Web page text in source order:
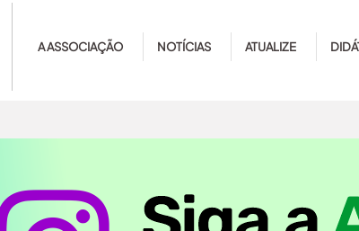
A ASSOCIAÇÃO NOTÍCIAS ATUALIZE